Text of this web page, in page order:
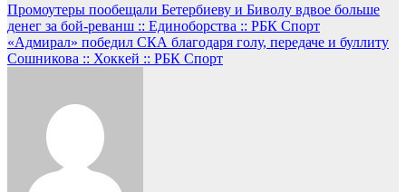
Навигация
по
записям
Промоутеры пообещали Бетербиеву и Биволу вдвое больше
денег за бой-реванш :: Единоборства :: РБК Спорт
«Адмирал» победил СКА благодаря голу, передаче и буллиту
Сошникова :: Хоккей :: РБК Спорт